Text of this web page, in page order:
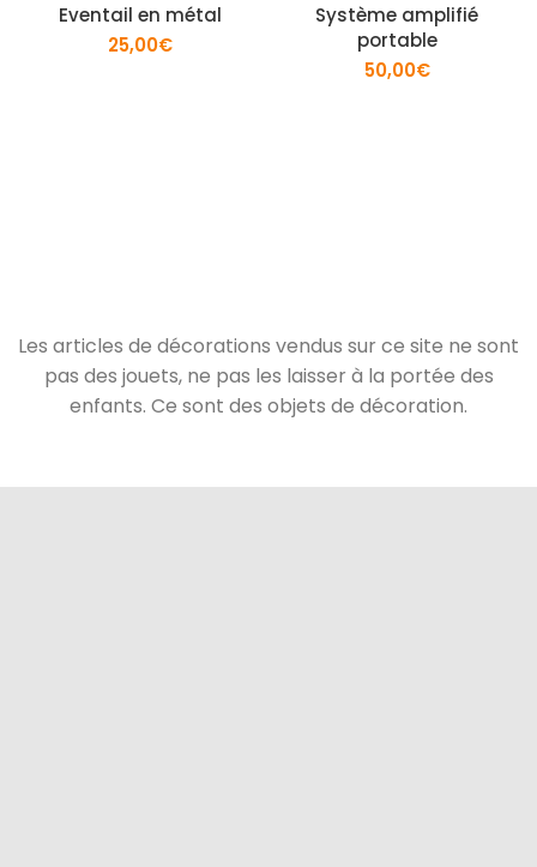
Eventail en métal
25,00€
Système amplifié
portable
50,00€
Les articles de décorations vendus sur ce site ne sont
pas des jouets, ne pas les laisser à la portée des
enfants. Ce sont des objets de décoration.